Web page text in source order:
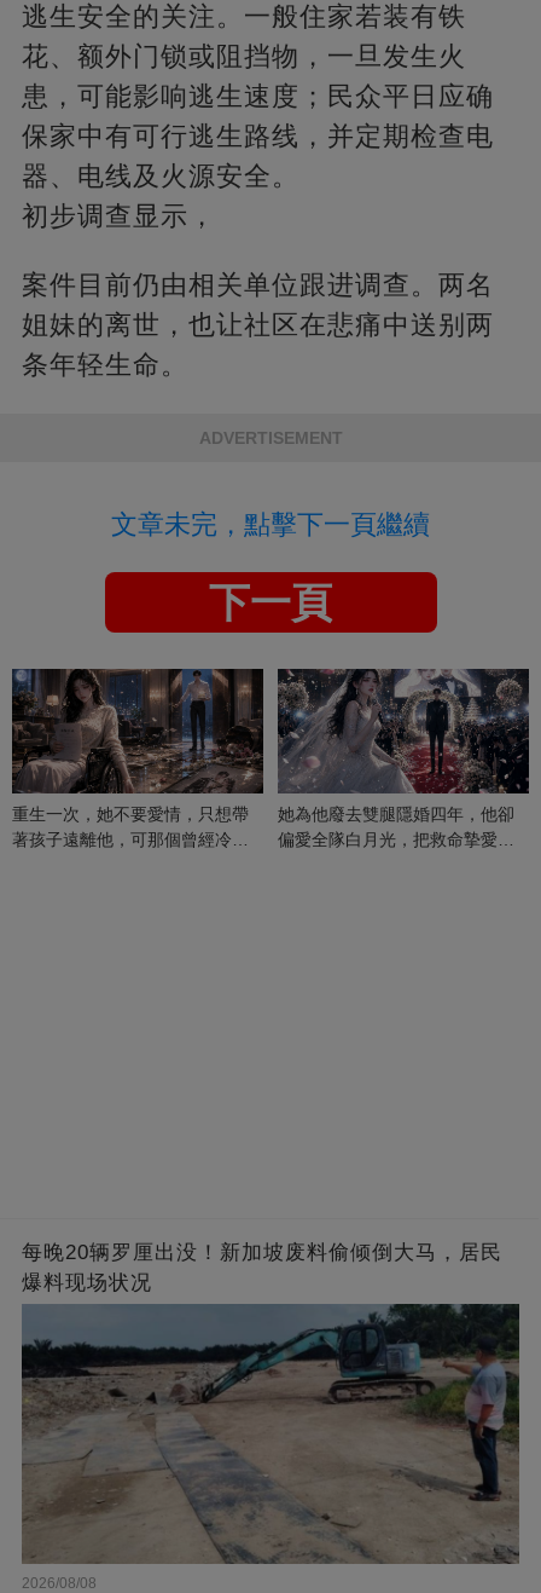
逃生安全的关注。一般住家若装有铁
花、额外门锁或阻挡物，一旦发生火
患，可能影响逃生速度；民众平日应确
保家中有可行逃生路线，并定期检查电
器、电线及火源安全。
初步调查显示，
案件目前仍由相关单位跟进调查。两名
姐妹的离世，也让社区在悲痛中送别两
条年轻生命。
ADVERTISEMENT
文章未完，點擊下一頁繼續
下一頁
重生一次，她不要愛情，只想帶
著孩子遠離他，可那個曾經冷漠
她為他廢去雙腿隱婚四年，他卻
偏愛全隊白月光，把救命摯愛當
每晚20辆罗厘出没！新加坡废料偷倾倒大马，居民
爆料现场状况
2026/08/08